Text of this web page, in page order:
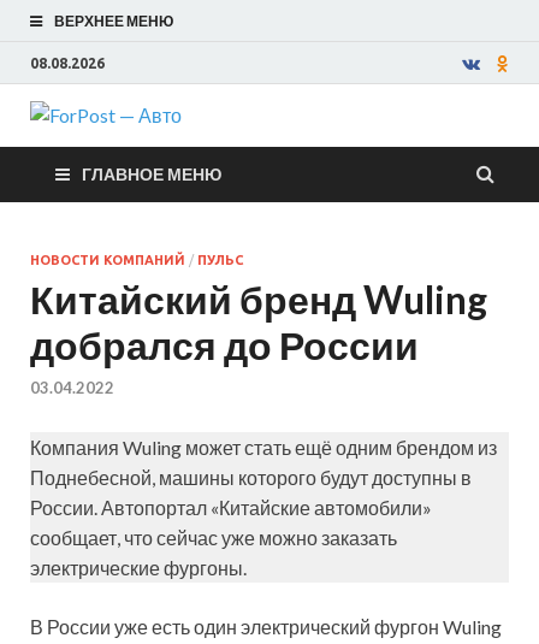
ВЕРХНЕЕ МЕНЮ
08.08.2026
ForPost —
Авто
ГЛАВНОЕ МЕНЮ
НОВОСТИ КОМПАНИЙ / ПУЛЬС
Китайский бренд Wuling
добрался до России
03.04.2022
Компания Wuling может стать ещё одним брендом из
Поднебесной, машины которого будут доступны в
России. Автопортал «Китайские автомобили»
сообщает, что сейчас уже можно заказать
электрические фургоны.
В России уже есть один электрический фургон Wuling